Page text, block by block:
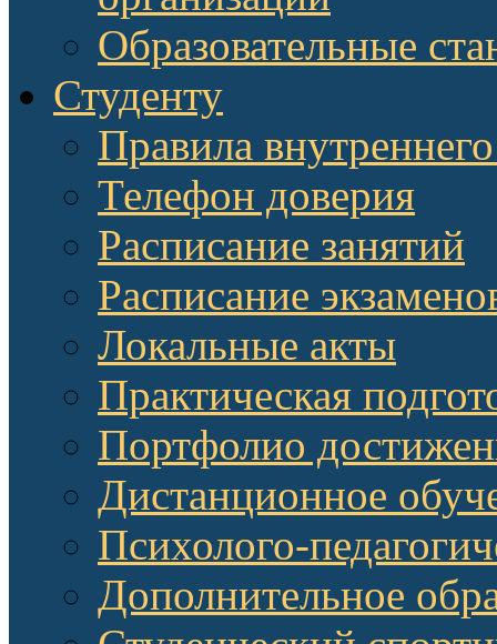
Образовательные
Студенту
Правила
Телефон доверия
Расписание занятий
Расписание
Локальные акты
Практическая
Портфолио
Дистанционное
Психолого-
Дополнительное